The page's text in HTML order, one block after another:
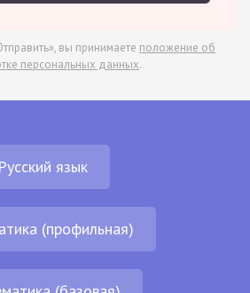
вы принимаете положение об
персональных данных.
Русский язык
(профильная)